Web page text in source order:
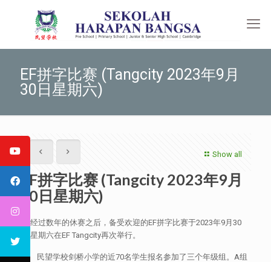
EF拼字比赛 (Tangcity 2023年9月
30日星期六)
Show all
EF拼字比赛 (Tangcity 2023年9月
30日星期六)
在经过数年的休赛之后，备受欢迎的EF拼字比赛于2023年9月30
日星期六在EF Tangcity再次举行。
民望学校剑桥小学的近70名学生报名参加了三个年级组。A组